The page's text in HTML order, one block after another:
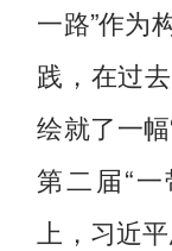
一路”作为
践，在过
绘就了一
第二届“
上，习近